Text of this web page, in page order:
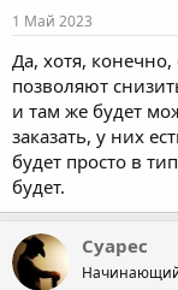
1 Май 2023
Да, хотя,
позволяют
и там же будет
заказать, у них
будет просто в
будет.
Суарес